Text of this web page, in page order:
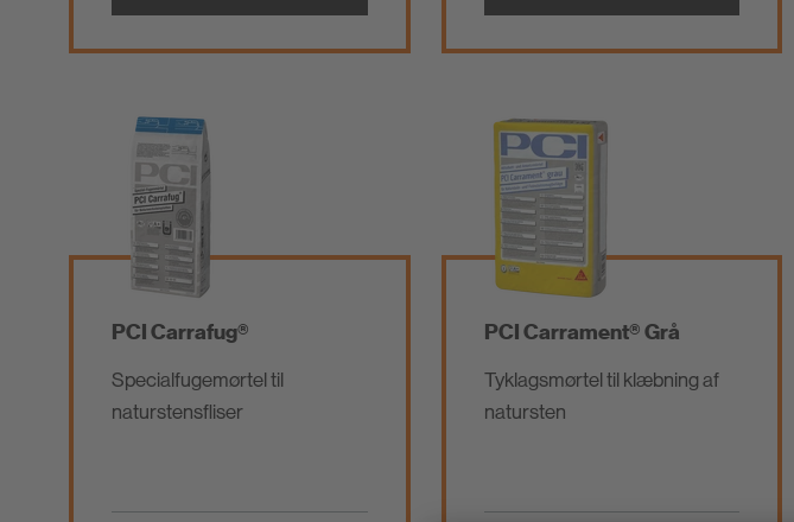
PCI Carrafug®
Specialfugemørtel til
naturstensfliser
PCI Carrament® Grå
Tyklagsmørtel til klæbning af
natursten